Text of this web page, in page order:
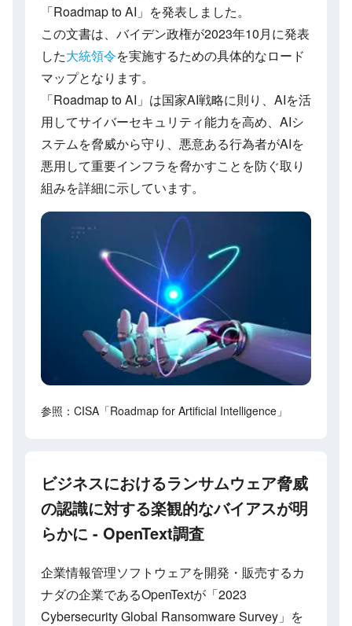
「Roadmap to AI」を発表しました。
この文書は、バイデン政権が2023年10月に発表
した大統領令を実施するための具体的なロード
マップとなります。
「Roadmap to AI」は国家AI戦略に則り、AIを活
用してサイバーセキュリティ能力を高め、AIシ
ステムを脅威から守り、悪意ある行為者がAIを
悪用して重要インフラを脅かすことを防ぐ取り
組みを詳細に示しています。
参照：CISA「Roadmap for Artificial Intelligence」
ビジネスにおけるランサムウェア脅威
の認識に対する楽観的なバイアスが明
らかに - OpenText調査
企業情報管理ソフトウェアを開発・販売するカ
ナダの企業であるOpenTextが「2023
Cybersecurity Global Ransomware Survey」を